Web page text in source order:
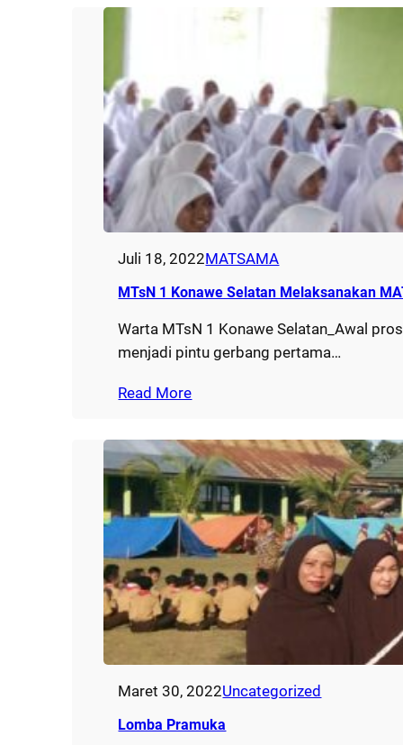
Juli 18, 2022MATSAMA
MTsN 1 Konawe Selatan Melaksanakan
Warta MTsN 1 Konawe Selatan_Awal
menjadi pintu gerbang pertama…
Read More
Maret 30, 2022Uncategorized
Lomba Pramuka